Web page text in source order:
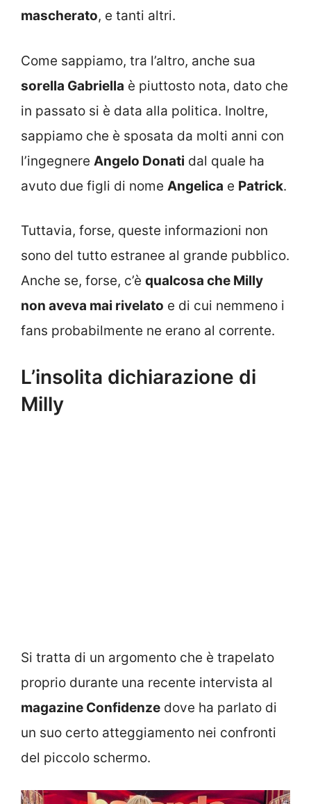
mascherato, e tanti altri.
Come sappiamo, tra l’altro, anche sua
sorella Gabriella è piuttosto nota, dato che
in passato si è data alla politica. Inoltre,
sappiamo che è sposata da molti anni con
l’ingegnere Angelo Donati dal quale ha
avuto due figli di nome Angelica e Patrick.
Tuttavia, forse, queste informazioni non
sono del tutto estranee al grande pubblico.
Anche se, forse, c’è qualcosa che Milly
non aveva mai rivelato e di cui nemmeno i
fans probabilmente ne erano al corrente.
L’insolita dichiarazione di
Milly
Si tratta di un argomento che è trapelato
proprio durante una recente intervista al
magazine Confidenze dove ha parlato di
un suo certo atteggiamento nei confronti
del piccolo schermo.